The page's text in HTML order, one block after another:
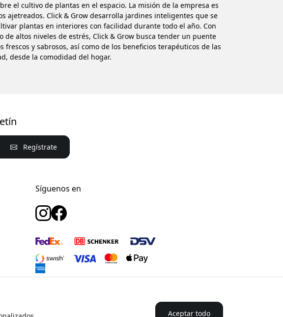
el cultivo de plantas en el espacio. La misión de la empresa es
ajetreados. Click & Grow desarrolla jardines inteligentes que se
plantas en interiores con facilidad durante todo el año. Con
altos niveles de estrés, Click & Grow busca tender un puente
y sabrosos, así como de los beneficios terapéuticos de las
desde la comodidad del hogar.
Regístrate
Síguenos en
Aceptar todo